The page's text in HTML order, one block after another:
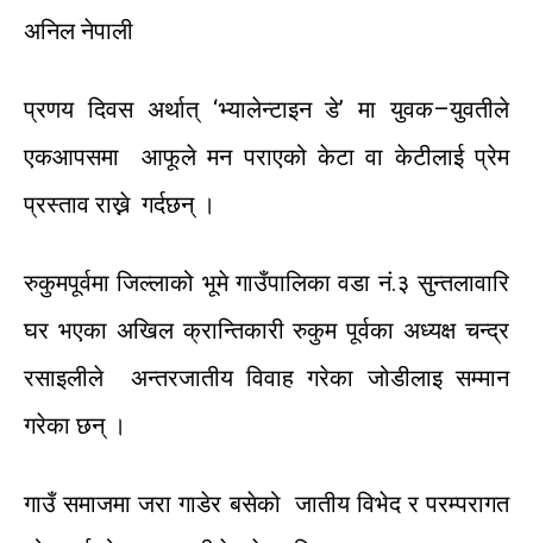
अनिल नेपाली
प्रणय दिवस अर्थात्‘भ्यालेन्टाइन डे’मा युवक–युवतीले
एकआपसमा
आफूले मन पराएको केटा वा केटीलाई प्रेम
प्रस्ताव राख्ने गर्दछन् ।
रुकुमपूर्वमाजिल्लाको भूमे गाउँपालिका वडा नं.३ सुन्तलावारि
घर भएका अखिल क्रान्तिकारी रुकुम पूर्वका अध्यक्ष चन्द्र
रसाइलीले
अन्तरजातीय विवाह गरेका जोडीलाइ सम्मान
गरेका छन् ।
गाउँ समाजमा जरा गाडेर बसेको जातीय विभेद र परम्परागत